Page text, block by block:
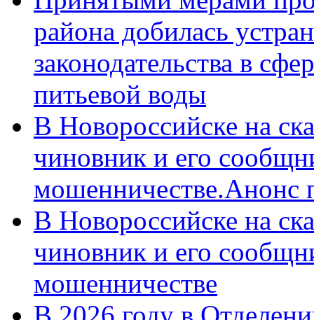
района добилась
законодательства в
питьевой воды
В Новороссийске на
чиновник и его
мошенничестве.Анонс
В Новороссийске на
чиновник и его
мошенничестве